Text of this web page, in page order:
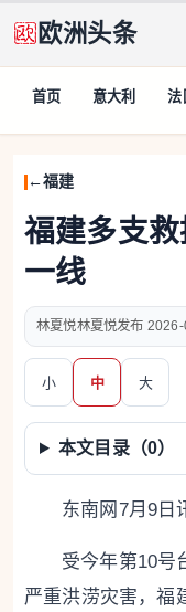
欧洲头条
首页 意大利 法
福建
福建多支
一线
林夏悦林夏悦
小 中 大
本文目录（0）
东南网7月9日
受今年第10号
严重洪涝灾害，福